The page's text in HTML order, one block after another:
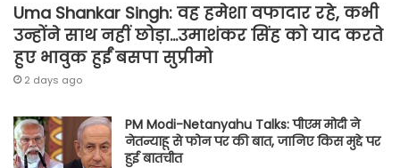
Uma Shankar Singh: वह हमेशा वफादार रहे, कभी
उन्होंने साथ नहीं छोड़ा…उमाशंकर सिंह को याद करते
हुए भावुक हुईं बसपा सुप्रीमो
2 days ago
PM Modi-Netanyahu Talks: पीएम मोदी ने
नेतन्याहू से फोन पर की बात, जानिए किस मुद्दे पर
हुई बातचीत